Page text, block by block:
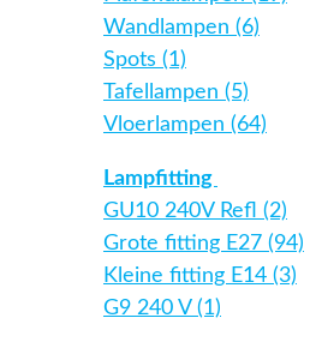
Wandlampen (6)
Spots (1)
Tafellampen (5)
Vloerlampen (64)
Lampfitting
GU10 240V Refl (2)
Grote fitting E27 (94)
Kleine fitting E14 (3)
G9 240 V (1)